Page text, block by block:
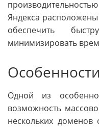
Яндекса
обеспечить
минимизировать
Одной из
возможность
нескольких